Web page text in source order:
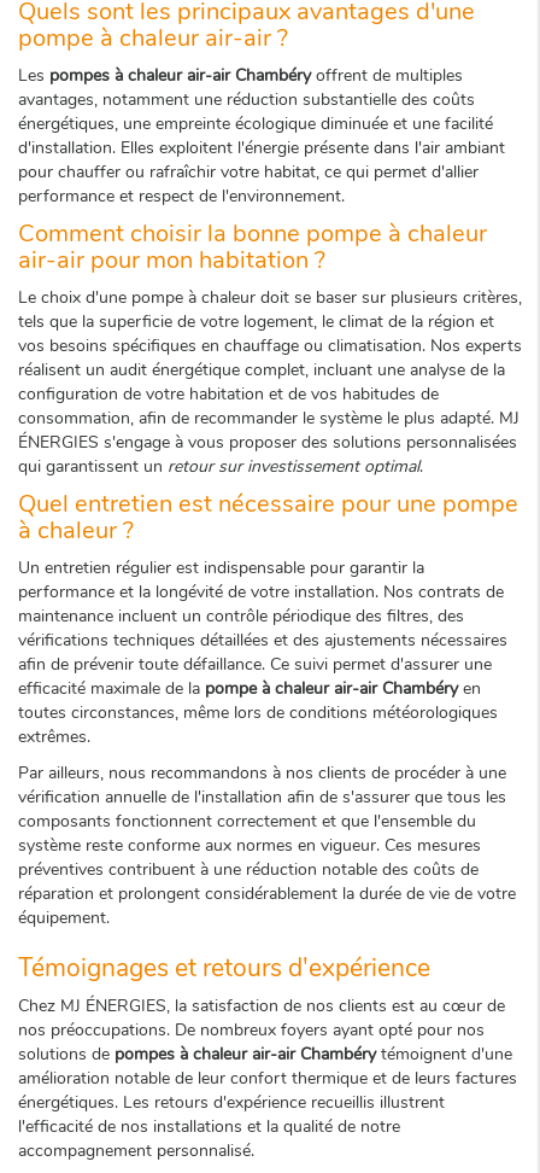
Quels sont les principaux avantages d'une
pompe à chaleur air-air ?
Les pompes à chaleur air-air Chambéryoffrent de multiples
avantages, notamment une réduction substantielle des coûts
énergétiques, une empreinte écologique diminuée et une facilité
d'installation. Elles exploitent l'énergie présente dans l'air ambiant
pour chauffer ou rafraîchir votre habitat, ce qui permet d'allier
performance et respect de l'environnement.
Comment choisir la bonne pompe à chaleur
air-air pour mon habitation ?
Le choix d'une pompe à chaleur doit se baser sur plusieurs critères,
tels que la superficie de votre logement, le climat de la région et
vos besoins spécifiques en chauffage ou climatisation. Nos experts
réalisent un audit énergétique complet, incluant une analyse de la
configuration de votre habitation et de vos habitudes de
consommation, afin de recommander le système le plus adapté. MJ
ÉNERGIES s'engage à vous proposer des solutions personnalisées
qui garantissent un retour sur investissement optimal.
Quel entretien est nécessaire pour une pompe
à chaleur ?
Un entretien régulier est indispensable pour garantir la
performance et la longévité de votre installation. Nos contrats de
maintenance incluent un contrôle périodique des filtres, des
vérifications techniques détaillées et des ajustements nécessaires
afin de prévenir toute défaillance. Ce suivi permet d'assurer une
efficacité maximale de la pompe à chaleur air-air Chambéryen
toutes circonstances, même lors de conditions météorologiques
extrêmes.
Par ailleurs, nous recommandons à nos clients de procéder à une
vérification annuelle de l'installation afin de s'assurer que tous les
composants fonctionnent correctement et que l'ensemble du
système reste conforme aux normes en vigueur. Ces mesures
préventives contribuent à une réduction notable des coûts de
réparation et prolongent considérablement la durée de vie de votre
équipement.
Témoignages et retours d'expérience
Chez MJ ÉNERGIES, la satisfaction de nos clients est au cœur de
nos préoccupations. De nombreux foyers ayant opté pour nos
solutions de pompes à chaleur air-air Chambérytémoignent d'une
amélioration notable de leur confort thermique et de leurs factures
énergétiques. Les retours d'expérience recueillis illustrent
l'efficacité de nos installations et la qualité de notre
accompagnement personnalisé.